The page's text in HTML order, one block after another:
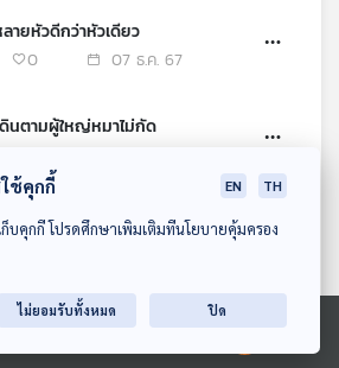
าพสาธารณะแห่งประเทศไทย
ายหัวดีกว่าหัวเดียว
0 07 ธ.ค. 67
ดินตามผู้ใหญ่หมาไม่กัด
วามพยายามอยู่ที่ไหน
จอยู่ที่นั่น
าเถื่อนอย่าลืมพร้า เข้า
มีด
ช้คุกกี้ EN TH
ก็บคุกกี้ โปรดศึกษาเพิ่มเติมที่นโยบายคุ้มครอง
ไม่ยอมรับทั้งหมด ปิด